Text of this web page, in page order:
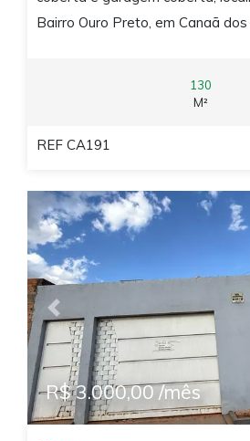
Bairro Ouro Preto, em Canaã dos
130
M²
REF CA191
Previous
R$ 3.000,00 /mês